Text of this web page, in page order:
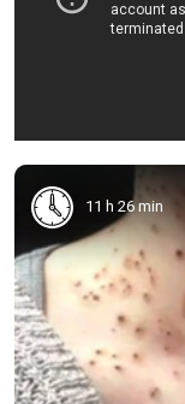
11 h 26 min